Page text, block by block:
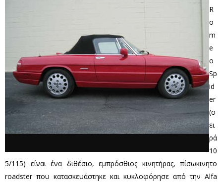
R
o
m
e
o
Sp
id
er
(σ
ει
ρά
10
5/115) είναι ένα διθέσιο, εμπρόσθιος κινητήρας, πίσωκινητο
roadster που κατασκευάστηκε και κυκλοφόρησε από την Alfa